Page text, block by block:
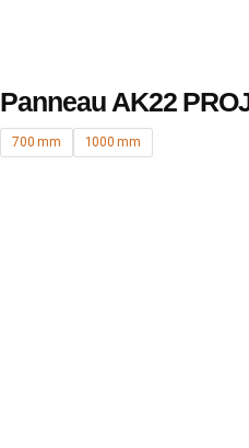
Panneau AK22
700 mm 1000 mm